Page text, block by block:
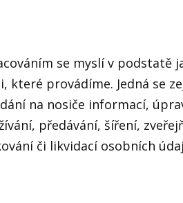
se myslí v podstatě
které provádíme. Jedná se
na nosiče informací,
předávání, šíření,
či likvidací osobních